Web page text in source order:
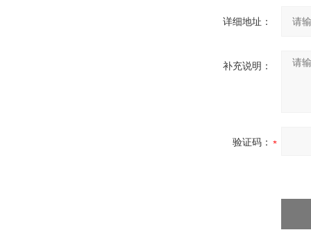
详细地址：
补充说明：
验证码：